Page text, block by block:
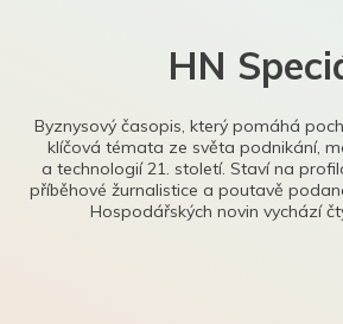
HN
Byznysový časopis, který pomáhá
klíčová témata ze světa podnikání,
a technologií 21. století. Staví na
příběhové žurnalistice a poutavě
Hospodářských novin vychází